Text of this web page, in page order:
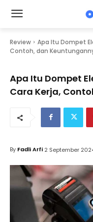
Review
Apa Itu Dompet
Contoh, dan
Apa Itu Dompet
Cara Kerja,
By Fadli Arfi 2 September